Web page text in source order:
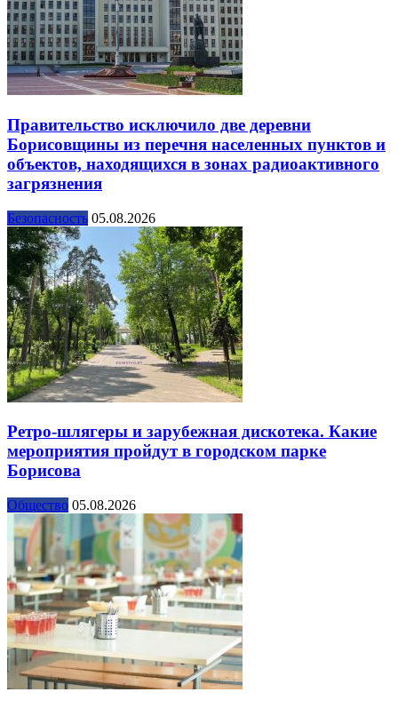
Правительство исключило две деревни
Борисовщины из перечня населенных пунктов и
объектов, находящихся в зонах радиоактивного
загрязнения
Безопасность 05.08.2026
Ретро-шлягеры и зарубежная дискотека. Какие
мероприятия пройдут в городском парке
Борисова
Общество 05.08.2026